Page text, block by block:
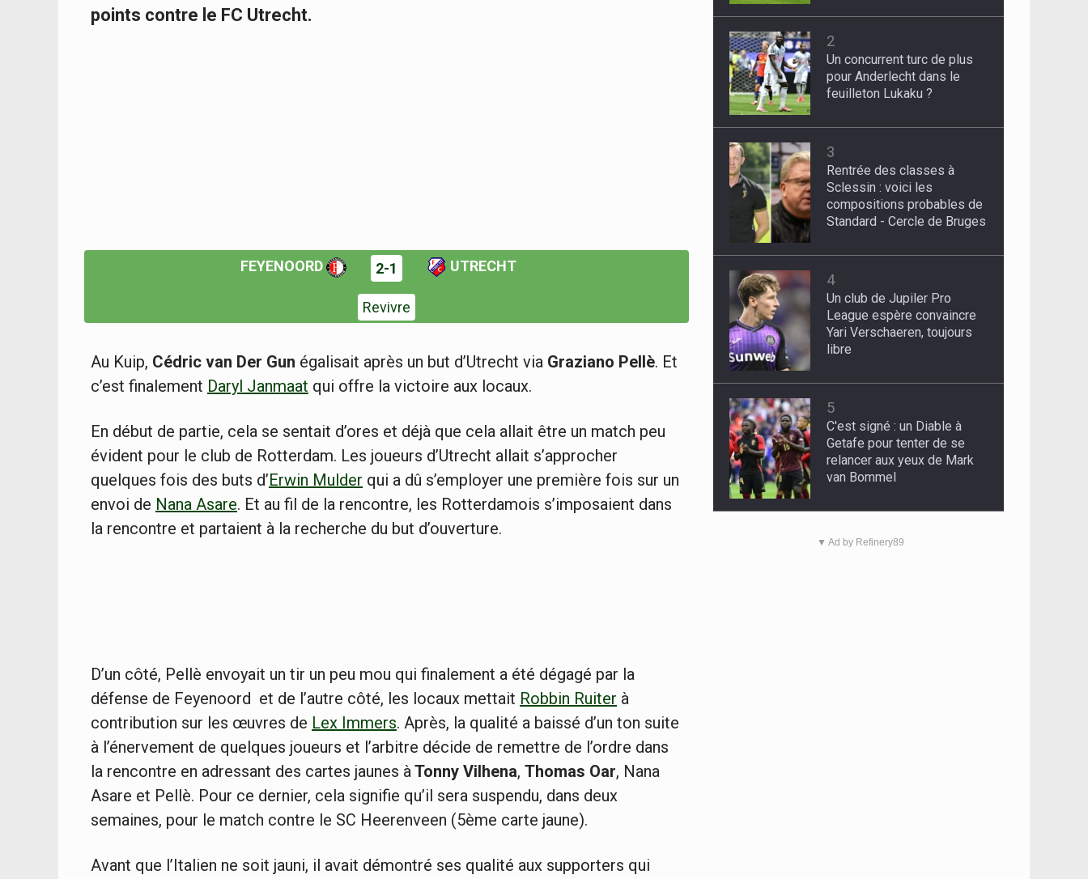
points contre le FC Utrecht.
FEYENOORD 2-1 UTRECHT
Revivre
Au Kuip, Cédric van Der Gun égalisait après un but d’Utrecht via Graziano Pellè. Et
c’est finalement Daryl Janmaat qui offre la victoire aux locaux.
En début de partie, cela se sentait d’ores et déjà que cela allait être un match peu
évident pour le club de Rotterdam. Les joueurs d’Utrecht allait s’approcher
quelques fois des buts d’Erwin Mulder qui a dû s’employer une première fois sur un
envoi de Nana Asare. Et au fil de la rencontre, les Rotterdamois s’imposaient dans
la rencontre et partaient à la recherche du but d’ouverture.
D’un côté, Pellè envoyait un tir un peu mou qui finalement a été dégagé par la
défense de Feyenoord et de l’autre côté, les locaux mettait Robbin Ruiter à
contribution sur les œuvres de Lex Immers. Après, la qualité a baissé d’un ton suite
à l’énervement de quelques joueurs et l’arbitre décide de remettre de l’ordre dans
la rencontre en adressant des cartes jaunes àTonny Vilhena, Thomas Oar, Nana
Asare et Pellè. Pour ce dernier, cela signifie qu’il sera suspendu, dans deux
semaines, pour le match contre le SC Heerenveen (5ème carte jaune).
Avant que l’Italien ne soit jauni, il avait démontré ses qualité aux supporters qui
2
Un concurrent turc de plus
pour Anderlecht dans le
feuilleton Lukaku ?
3
Rentrée des classes à
Sclessin : voici les
compositions probables de
Standard - Cercle de Bruges
4
Un club de Jupiler Pro
League espère convaincre
Yari Verschaeren, toujours
libre
5
C'est signé : un Diable à
Getafe pour tenter de se
relancer aux yeux de Mark
van Bommel
▼ Ad by Refinery89